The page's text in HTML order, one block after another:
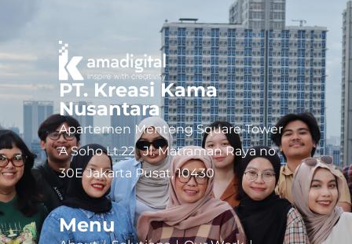
PT. Kreasi Kama
Nusantara
Apartemen Menteng Square-Tower
A Soho Lt.22 Jl. Matraman Raya no
30E Jakarta Pusat, 10430
Menu